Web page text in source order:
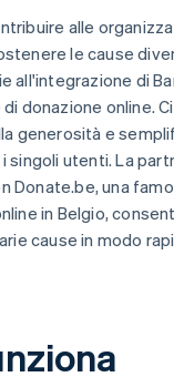
alle
le cause
all'integrazione di
donazione online.
generosità e
singoli utenti. La
Donate.be, una
in Belgio,
cause in modo